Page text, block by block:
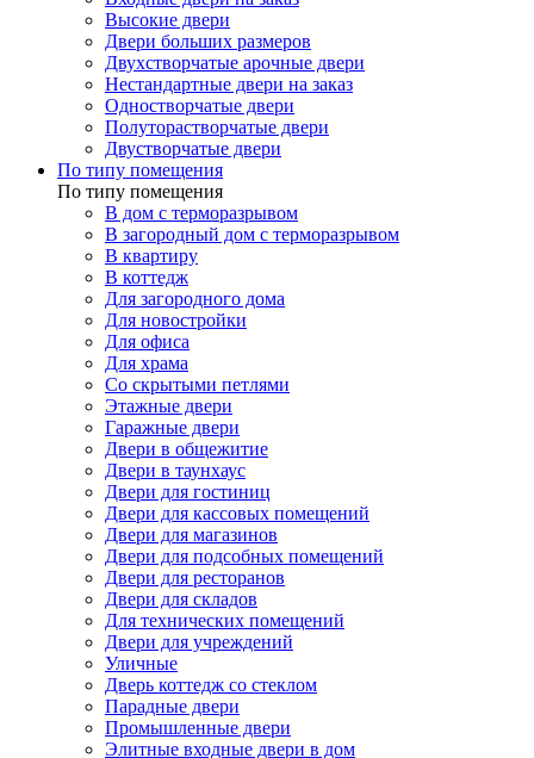
Высокие двери
Двери больших размеров
Двухстворчатые арочные двери
Нестандартные двери на заказ
Одностворчатые двери
Полуторастворчатые двери
Двустворчатые двери
По типу помещения
По типу помещения
В дом с терморазрывом
В загородный дом с терморазрывом
В квартиру
В коттедж
Для загородного дома
Для новостройки
Для офиса
Для храма
Со скрытыми петлями
Этажные двери
Гаражные двери
Двери в общежитие
Двери в таунхаус
Двери для гостиниц
Двери для кассовых помещений
Двери для магазинов
Двери для подсобных помещений
Двери для ресторанов
Двери для складов
Для технических помещений
Двери для учреждений
Уличные
Дверь коттедж со стеклом
Парадные двери
Промышленные двери
Элитные входные двери в дом